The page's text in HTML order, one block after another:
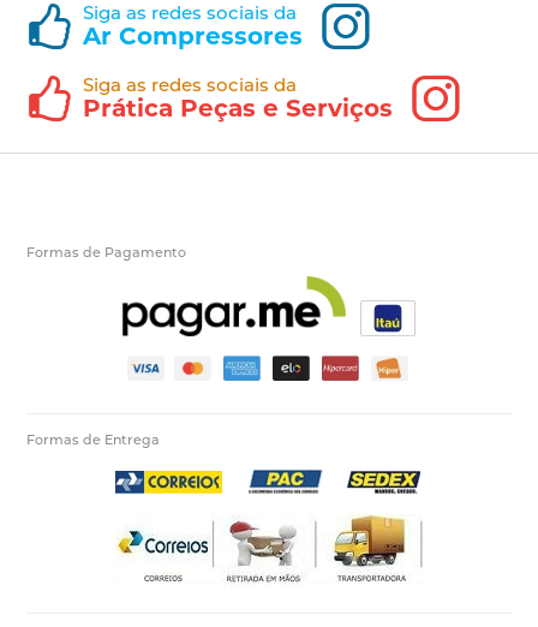
Siga as redes sociais da
Ar Compressores
Siga as redes sociais da
Prática Peças e Serviços
Formas de Pagamento
Formas de Entrega